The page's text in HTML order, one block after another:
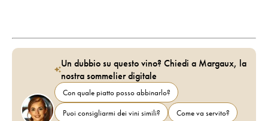
Un dubbio su questo vino? Chiedi a Margaux, la
nostra sommelier digitale
Con quale piatto posso abbinarlo?
Puoi consigliarmi dei vini simili?
Come va servito?